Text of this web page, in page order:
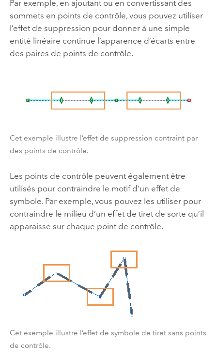
Par exemple, en ajoutant ou en convertissant des
sommets en points de contrôle, vous pouvez utiliser
l’effet de suppression pour donner à une simple
entité linéaire continue l’apparence d’écarts entre
des paires de points de contrôle.
Cet exemple illustre l’effet de suppression contraint par
des points de contrôle.
Les points de contrôle peuvent également être
utilisés pour contraindre le motif d’un effet de
symbole. Par exemple, vous pouvez les utiliser pour
contraindre le milieu d’un effet de tiret de sorte qu’il
apparaisse sur chaque point de contrôle.
Cet exemple illustre l’effet de symbole de tiret sans points
de contrôle.